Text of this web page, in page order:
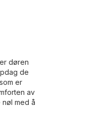
døren
de
er
av
med å